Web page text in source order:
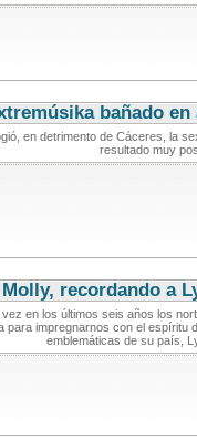
bañado en
en detrimento de Cáceres, la
resultado muy
recordando a
en los últimos seis años los
para impregnarnos con el espíritu
emblemáticas de su país,